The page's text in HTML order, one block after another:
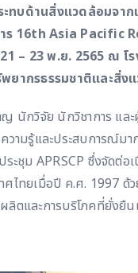
ทบด้านสิ่งแวดล้อมจา
าร 16th Asia
– 23 พ.ย. 2565 ณ โ
ยากรธรรมชาติและสิ่
นักวิจัย นักวิชาการ แล
วามรู้และประสบการณ์ม
ะชุม APRSCP ซึ่งจัดต่
ศไทยเมื่อปี ค.ศ. 1997
ตและการบริโภคที่ยั่งยื